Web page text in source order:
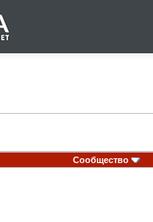
Сообщество